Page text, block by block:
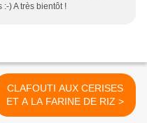
) A très bientôt !
CLAFOUTI AUX CERISES
ET A LA FARINE DE RIZ >